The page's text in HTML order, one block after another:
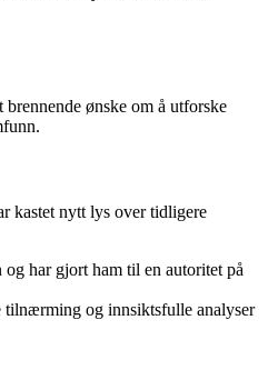
ønske om å utforske
kastet nytt lys over tidligere
har gjort ham til en autoritet på
tilnærming og innsiktsfulle analyser